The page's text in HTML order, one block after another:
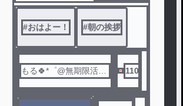
#おはよー！ #朝の挨拶
もる🍀*゜@無期限活動
110